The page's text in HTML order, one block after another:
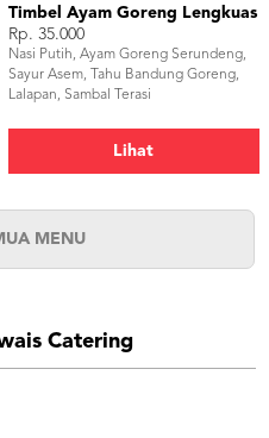
Timbel Ayam Goreng Lengkuas
Rp. 35.000
Nasi Putih, Ayam Goreng Serundeng,
Sayur Asem, Tahu Bandung Goreng,
Lalapan, Sambal Terasi
Lihat
MENU
Catering